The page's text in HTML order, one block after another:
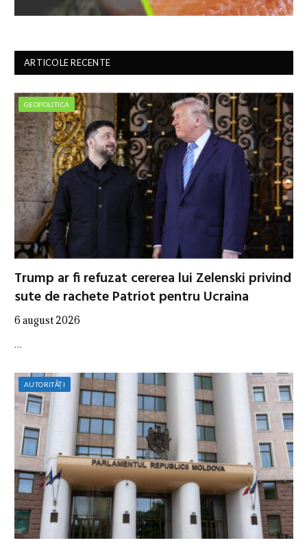
ARTICOLE RECENTE
GEOPOLITICA
Trump ar fi refuzat cererea lui Zelenski privind
sute de rachete Patriot pentru Ucraina
6 august 2026
…
AUTORITĂȚI